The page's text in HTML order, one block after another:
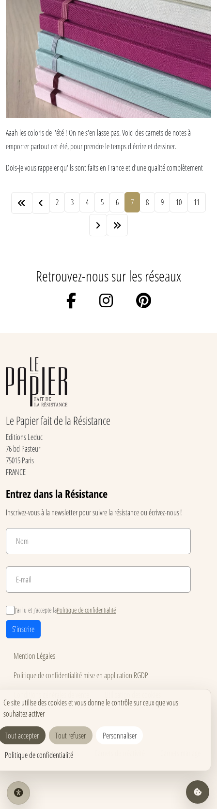
Aaah les coloris de l'été ! On ne s'en lasse pas. Voici des carnets de notes à
emporter partout cet été, pour prendre le temps d'écrire et dessiner.
Dois-je vous rappeler qu'ils sont faits en France et d'une qualité complètement
2 3 4 5 6 7 8 9 10 11
Retrouvez-nous sur les réseaux
Le Papier fait de la Résistance
Editions Leduc
76 bd Pasteur
75015 Paris
FRANCE
Entrez dans la Résistance
Inscrivez-vous à la newsletter pour suivre la résistance ou écrivez-nous !
J’ai lu et j’accepte laPolitique de confidentialité
S'inscrire
Mention Légales
Politique de confidentialité mise en application RGDP
Accessibilité
Carnets pour événements
Carnets corporate
Carnets pros & formations
Ce site utilise des cookies et vous donne le contrôle sur ceux que vous
souhaitez activer
Tout accepter Tout refuser
Personnaliser
Politique de confidentialité